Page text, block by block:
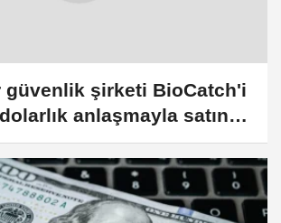
güvenlik şirketi BioCatch'i
anlaşmayla satın